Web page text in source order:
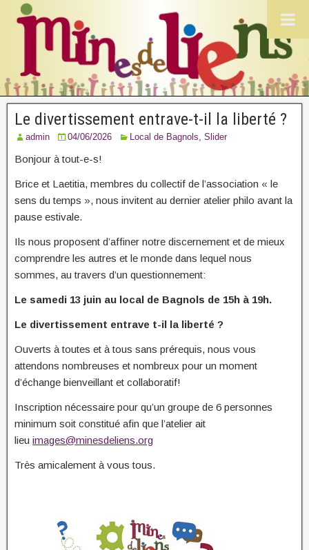
Le divertissement entrave-t-il la liberté ?
admin 04/06/2026 Local de Bagnols, Slider
Bonjour à tout-e-s!
Brice et Laetitia, membres du collectif de l’association « le
sens du temps », nous invitent au dernier atelier philo avant la
pause estivale.
Ils nous proposent d’affiner notre discernement et de mieux
comprendre les autres et le monde dans lequel nous
sommes, au travers d’un questionnement:
Le samedi 13 juin au local de Bagnols de 15h à 19h.
Le divertissement entrave t-il la liberté ?
Ouverts à toutes et à tous sans prérequis, nous vous
attendons nombreuses et nombreux pour un moment
d’échange bienveillant et collaboratif!
Inscription nécessaire pour qu’un groupe de 6 personnes
minimum soit constitué afin que l’atelier ait
lieu images@minesdeliens.org
Très amicalement à vous tous.